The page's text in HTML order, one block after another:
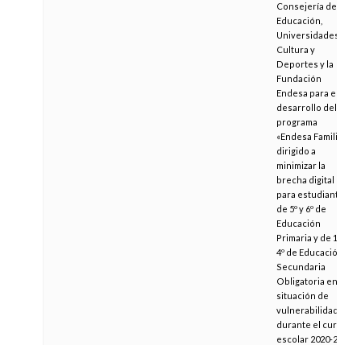
Consejería de
Educación,
Universidades,
Cultura y
Deportes y la
Fundación
Endesa para el
desarrollo del
programa
«Endesa Familias»
dirigido a
minimizar la
brecha digital
para estudiantes
de 5º y 6º de
Educación
Primaria y de 1º a
4º de Educación
Secundaria
Obligatoria en
situación de
vulnerabilidad
durante el curso
escolar 2020-2021